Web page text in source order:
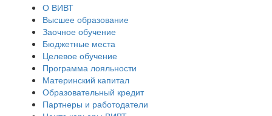
О ВИВТ
Высшее образование
Заочное обучение
Бюджетные места
Целевое обучение
Программа лояльности
Материнский капитал
Образовательный кредит
Партнеры и работодатели